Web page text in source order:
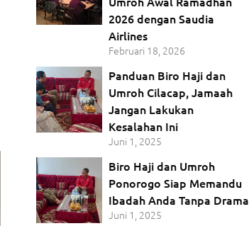
2026 dengan Saudia
Airlines
Februari 18, 2026
Panduan Biro Haji dan
Umroh Cilacap, Jamaah
Jangan Lakukan
Kesalahan Ini
Juni 1, 2025
Biro Haji dan Umroh
Ponorogo Siap Memandu
Ibadah Anda Tanpa Drama
Juni 1, 2025